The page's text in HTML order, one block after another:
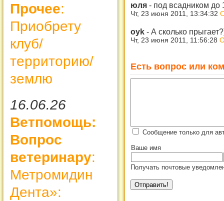
Прочее:
Приобрету
клуб/
территорию/
землю
16.06.26
Ветпомощь:
Вопрос
ветеринару:
Метромидин
Дента»:
юля - под всадником до
Чт, 23 июня 2011, 13:34:32
oyk - А сколько
Чт, 23 июня 2011, 11:56:28
Есть вопрос или
Сообщение только для
Ваше имя
Получать почтовые